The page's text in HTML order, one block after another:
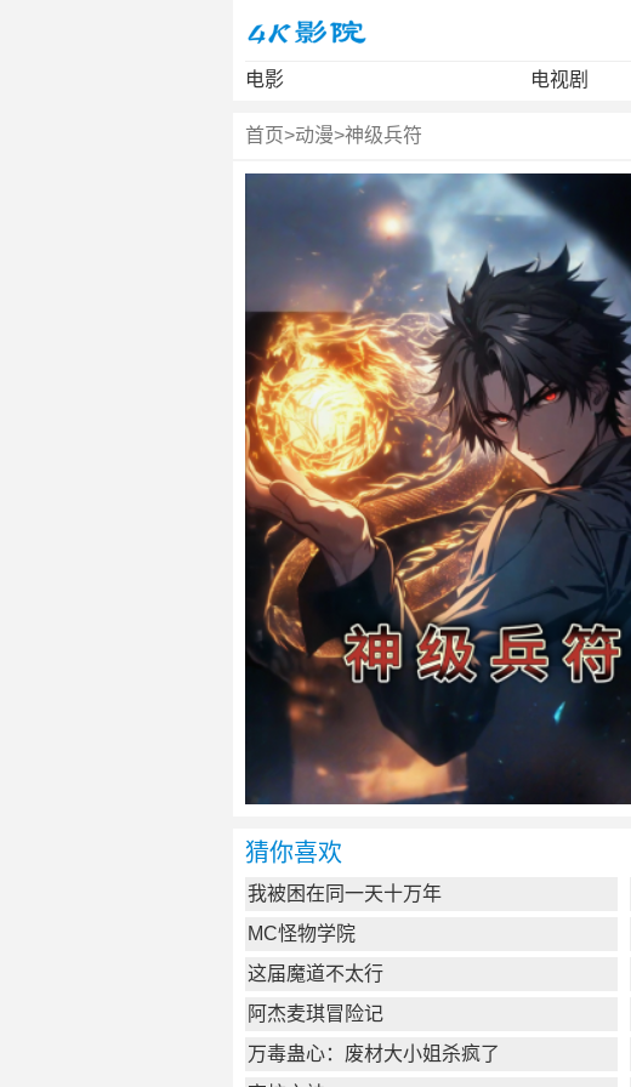
电影 电视剧
首页>动漫>神级兵符
猜你喜欢
我被困在同一天十万年
MC怪物学院
这届魔道不太行
阿杰麦琪冒险记
万毒蛊心：废材大小姐杀疯了